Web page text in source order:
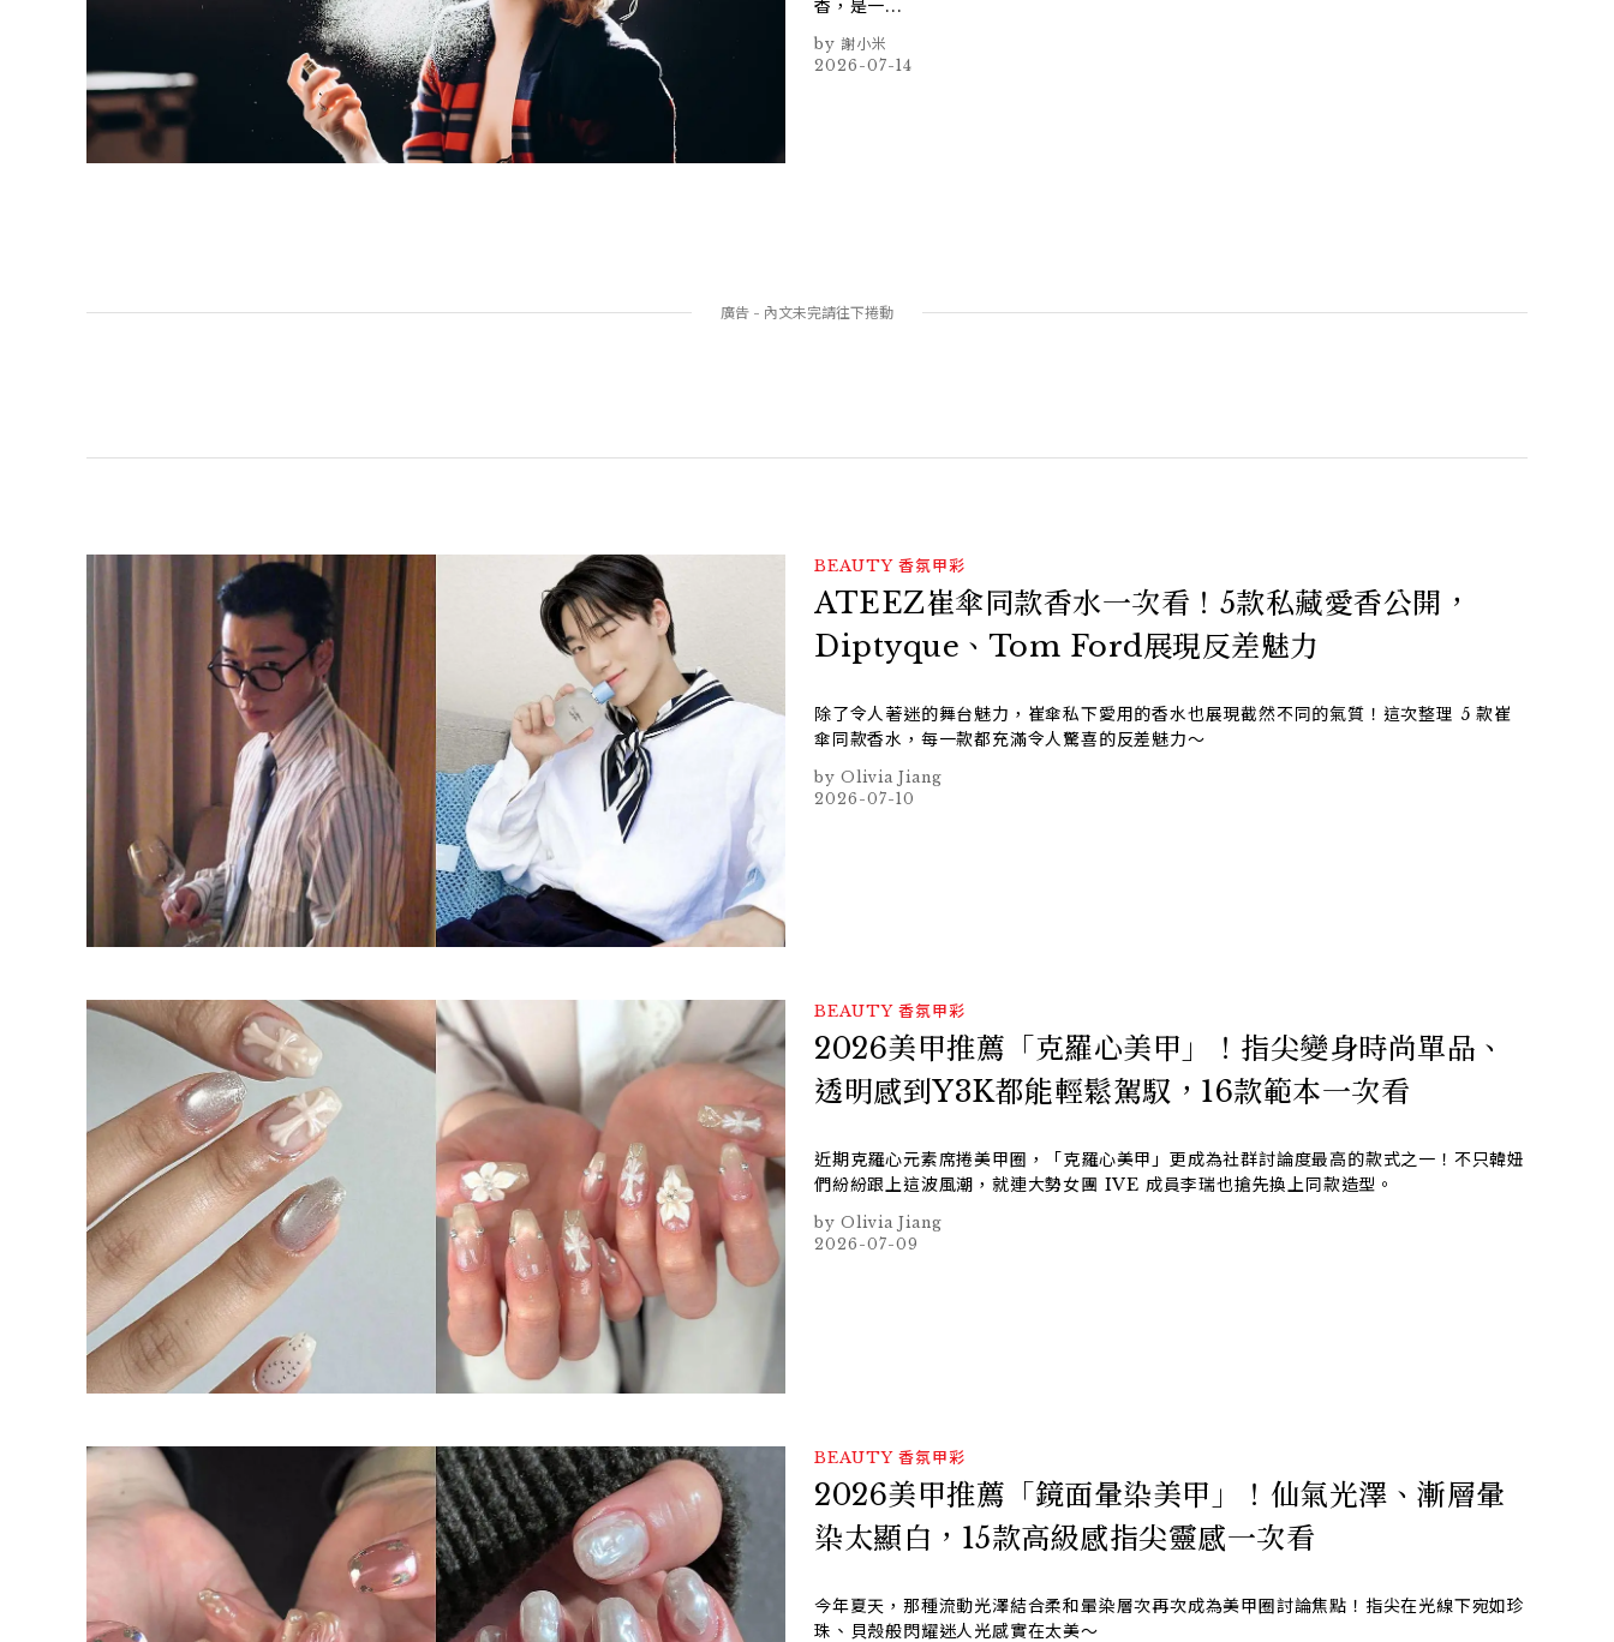
香，是一...
謝小米
2026-07-14
BEAUTY 香氛甲彩
ATEEZ崔傘同款香水一次看！5款私藏愛香公開，
Diptyque、Tom Ford展現反差魅力
除了令人著迷的舞台魅力，崔傘私下愛用的香水也展現截然不同的氣質！這次整理 5 款崔
傘同款香水，每一款都充滿令人驚喜的反差魅力～
Olivia Jiang
2026-07-10
BEAUTY 香氛甲彩
2026美甲推薦「克羅心美甲」！指尖變身時尚單品、
透明感到Y3K都能輕鬆駕馭，16款範本一次看
近期克羅心元素席捲美甲圈，「克羅心美甲」更成為社群討論度最高的款式之一！不只韓妞
們紛紛跟上這波風潮，就連大勢女團 IVE 成員李瑞也搶先換上同款造型。
Olivia Jiang
2026-07-09
BEAUTY 香氛甲彩
2026美甲推薦「鏡面暈染美甲」！仙氣光澤、漸層暈
染太顯白，15款高級感指尖靈感一次看
今年夏天，那種流動光澤結合柔和暈染層次再次成為美甲圈討論焦點！指尖在光線下宛如珍
珠、貝殼般閃耀迷人光感實在太美～